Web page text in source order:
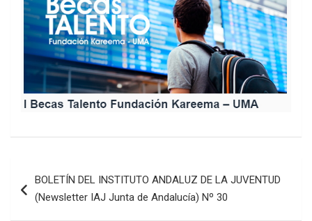
de
BOLETÍN DEL INSTITUTO ANDALUZ DE LA JUVENTUD
(Newsletter IAJ Junta de Andalucía) Nº 30